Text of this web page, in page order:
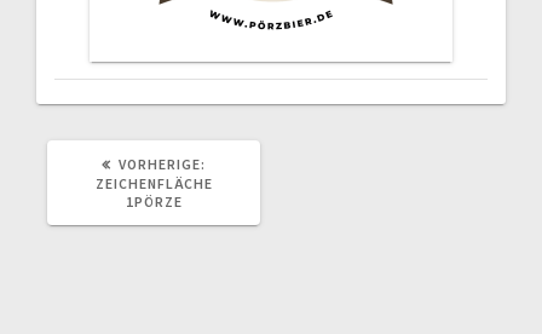
VORHERIGE:
BEITRAG:
ZEICHENFLÄCHE
1PÖRZE